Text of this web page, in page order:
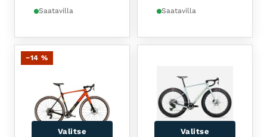
Saatavilla
Saatavilla
−14 %
Valitse Valitse